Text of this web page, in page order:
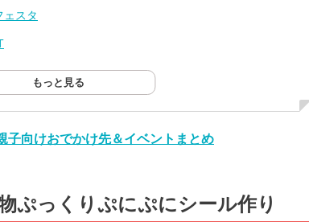
ェスタ
もっと見る
子向けおでかけ先＆イベントまとめ
ぷっくりぷにぷにシール作り